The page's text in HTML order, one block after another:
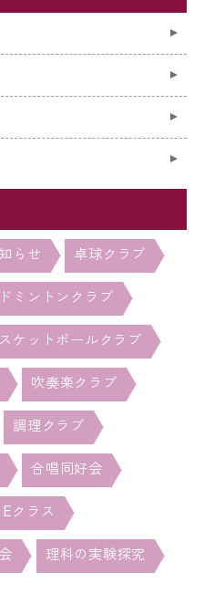
らせ 卓球クラブ
ミントンクラブ
ケットボールクラブ
吹奏楽クラブ
調理クラブ
合唱同好会
Eクラス
理科の実験探究